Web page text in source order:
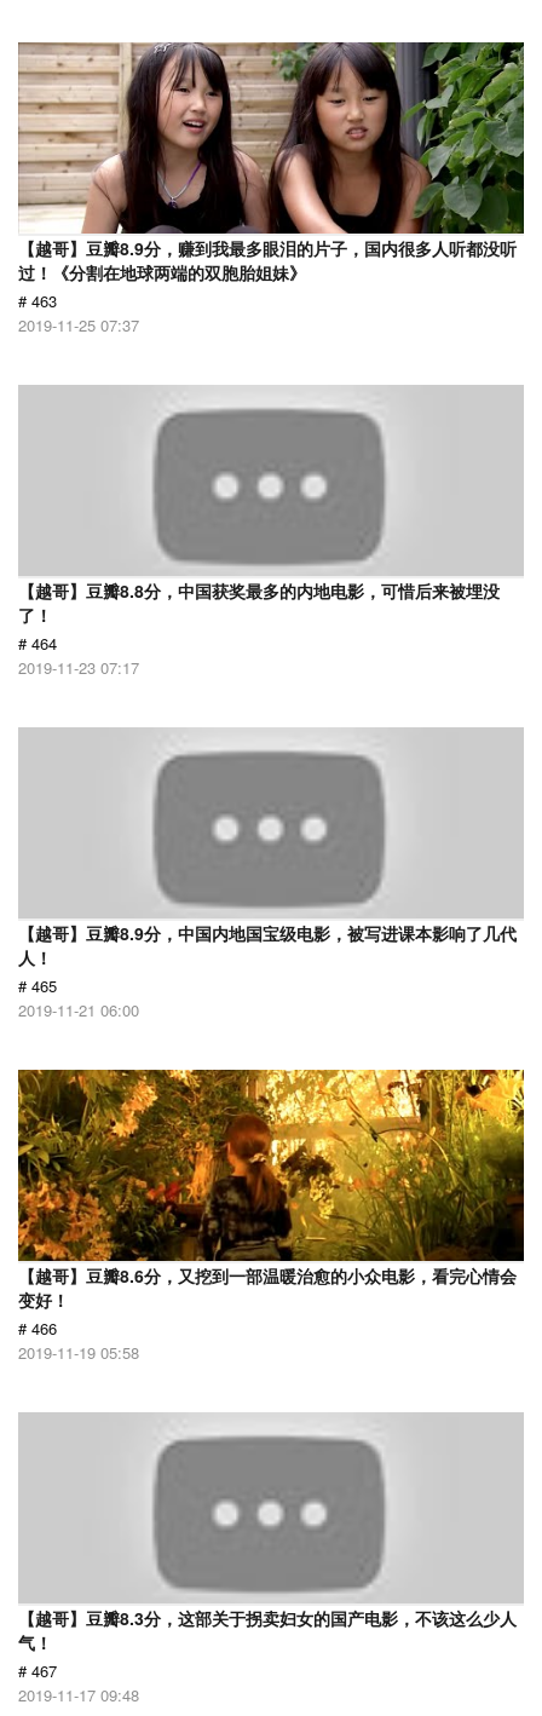
【越哥】豆瓣8.9分，赚到我最多眼泪的片子，国内很多人听都没听
过！《分割在地球两端的双胞胎姐妹》
# 463
2019-11-25 07:37
【越哥】豆瓣8.8分，中国获奖最多的内地电影，可惜后来被埋没
了！
# 464
2019-11-23 07:17
【越哥】豆瓣8.9分，中国内地国宝级电影，被写进课本影响了几代
人！
# 465
2019-11-21 06:00
【越哥】豆瓣8.6分，又挖到一部温暖治愈的小众电影，看完心情会
变好！
# 466
2019-11-19 05:58
【越哥】豆瓣8.3分，这部关于拐卖妇女的国产电影，不该这么少人
气！
# 467
2019-11-17 09:48